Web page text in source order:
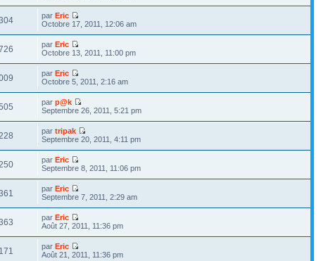
parEric
Octobre 17, 2011, 12:06 am
parEric
Octobre 13, 2011, 11:00 pm
parEric
Octobre 5, 2011, 2:16 am
parp@k
Septembre 26, 2011, 5:21 pm
partripak
Septembre 20, 2011, 4:11 pm
parEric
Septembre 8, 2011, 11:06 pm
parEric
Septembre 7, 2011, 2:29 am
parEric
Août 27, 2011, 11:36 pm
parEric
Août 21, 2011, 11:36 pm